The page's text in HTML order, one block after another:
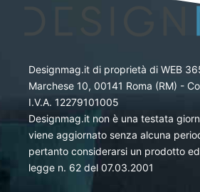
Designmag.it di proprietà di WEB
Marchese 10, 00141 Roma (RM) -
I.V.A. 12279101005
Designmag.it non è una testata
viene aggiornato senza alcuna
pertanto considerarsi un prodotto
legge n. 62 del 07.03.2001